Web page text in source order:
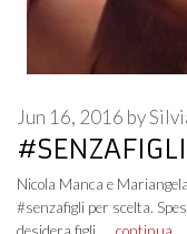
Jun 16, 2016 by
Nicola Manca e
#senzafigli per scelta.
desidera figli, … continua